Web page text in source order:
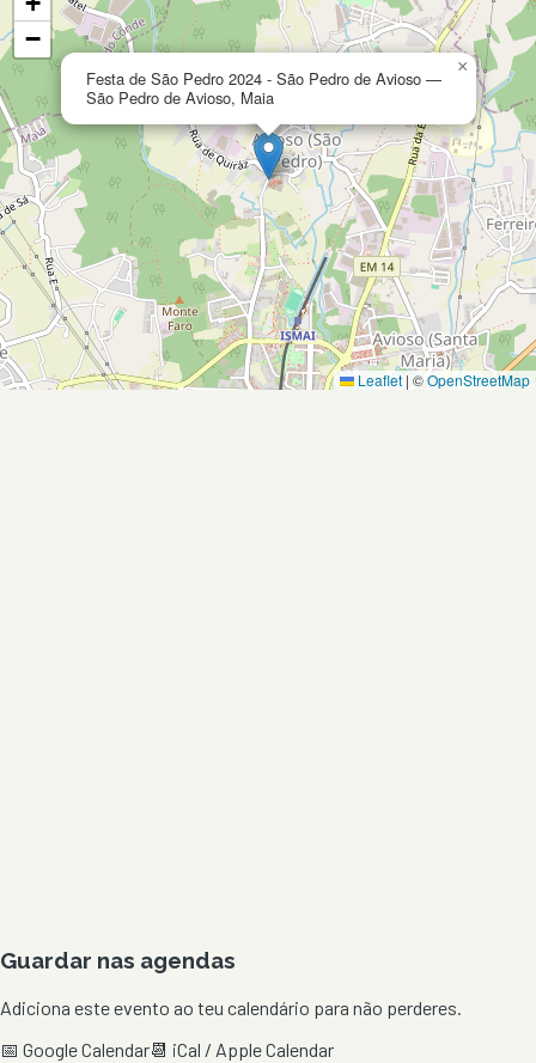
Festa de São Pedro 2024 - São Pedro de Avioso —
São Pedro de Avioso, Maia
×
−
Leaflet | ©OpenStreetMap
Guardar nas agendas
Adiciona este evento ao teu calendário para não perderes.
📅 Google Calendar📆 iCal / Apple Calendar